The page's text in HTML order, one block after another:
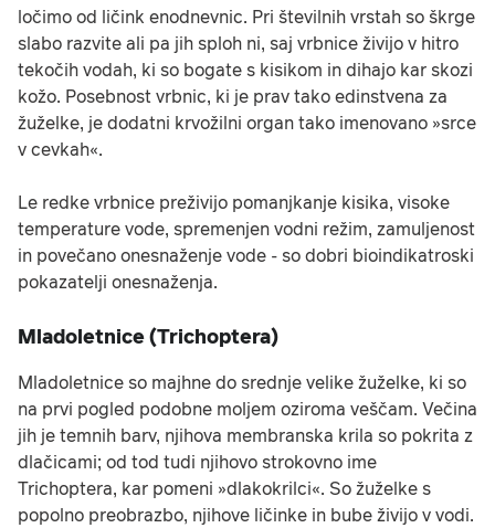
ločimo od ličink enodnevnic. Pri številnih vrstah so škrge
slabo razvite ali pa jih sploh ni, saj vrbnice živijo v hitro
tekočih vodah, ki so bogate s kisikom in dihajo kar skozi
kožo. Posebnost vrbnic, ki je prav tako edinstvena za
žuželke, je dodatni krvožilni organ tako imenovano »srce
v cevkah«.
Le redke vrbnice preživijo pomanjkanje kisika, visoke
temperature vode, spremenjen vodni režim, zamuljenost
in povečano onesnaženje vode - so dobri bioindikatroski
pokazatelji onesnaženja.
Mladoletnice (Trichoptera)
Mladoletnice so majhne do srednje velike žuželke, ki so
na prvi pogled podobne moljem oziroma veščam. Večina
jih je temnih barv, njihova membranska krila so pokrita z
dlačicami; od tod tudi njihovo strokovno ime
Trichoptera, kar pomeni »dlakokrilci«. So žuželke s
popolno preobrazbo, njihove ličinke in bube živijo v vodi.